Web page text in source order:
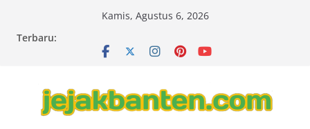
Kamis, Agustus 6, 2026
Terbaru: